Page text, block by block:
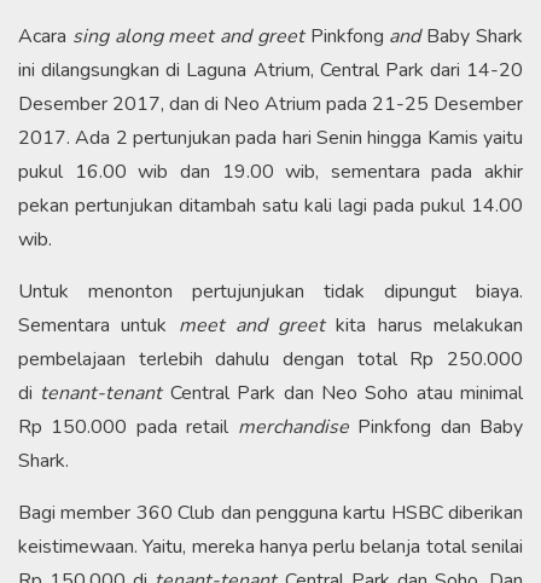
Acara sing along meet and greetPinkfong andBaby Shark
ini dilangsungkan di Laguna Atrium, Central Park dari 14-20
Desember 2017, dan di Neo Atrium pada 21-25 Desember
2017. Ada 2 pertunjukan pada hari Senin hingga Kamis yaitu
pukul 16.00 wib dan 19.00 wib, sementara pada akhir
pekan pertunjukan ditambah satu kali lagi pada pukul 14.00
wib.
Untuk menonton pertujunjukan tidak dipungut biaya.
Sementara untuk meet and greetkita harus melakukan
pembelajaan terlebih dahulu dengan total Rp 250.000
di tenant-tenant Central Park dan Neo Soho atau minimal
Rp 150.000 pada retail merchandise Pinkfong dan Baby
Shark.
Bagi member 360 Club dan pengguna kartu HSBC diberikan
keistimewaan. Yaitu, mereka hanya perlu belanja total senilai